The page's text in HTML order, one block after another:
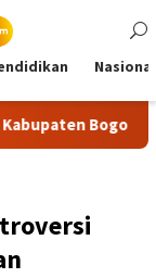
Nasional
Tour